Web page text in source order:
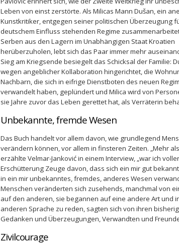
Leben von einst zerstörte. Als Milicas Mann Dušan, ein
Kunstkritiker, entgegen seiner politischen Überzeugung
deutschem Einfluss stehenden Regime
Serben aus den Lagern im Unabhängigen Staat Kroatien
herüberzuholen, lebt sich das Paar immer mehr
Sieg am Kriegsende besiegelt das Schicksal der Familie:
wegen angeblicher Kollaboration hingerichtet, die
Nachbarn, die sich in eifrige Dienstboten des neuen
verwandelt haben, geplündert und Milica wird von
sie Jahre zuvor das Leben gerettet hat, als Verräterin
Unbekannte, fremde Wesen
Das Buch handelt vor allem davon, wie grundlegend
verändern können, vor allem in finsteren Zeiten. „Mehr
erzählte Velmar-Janković in einem Interview, „war ich voller
Erschütterung Zeuge davon, dass sich ein mir gut
in ein mir unbekanntes, fremdes, anderes Wesen
Menschen veränderten sich zusehends, manchmal von
auf den anderen, sie begannen auf eine andere Art und
anderen Sprache zu reden, sagten sich von ihren
Gedanken und Überzeugungen, Verwandten und
Zivilcourage